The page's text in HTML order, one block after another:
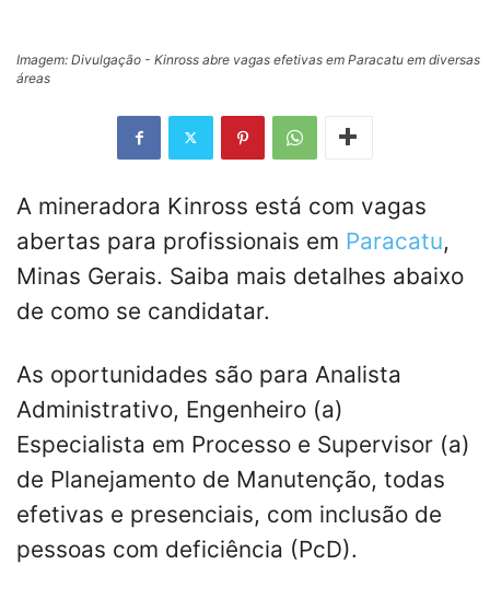
Imagem: Divulgação - Kinross abre vagas efetivas em Paracatu em diversas
áreas
A mineradora Kinross está com vagas
abertas para profissionais em Paracatu,
Minas Gerais. Saiba mais detalhes abaixo
de como se candidatar.
As oportunidades são para Analista
Administrativo, Engenheiro (a)
Especialista em Processo e Supervisor (a)
de Planejamento de Manutenção, todas
efetivas e presenciais, com inclusão de
pessoas com deficiência (PcD).